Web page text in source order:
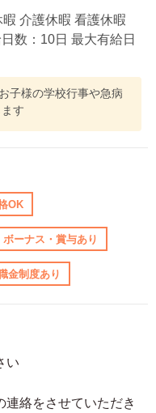
介護休暇 看護休暇
数：10日 最大有給日
子様の学校行事や急病
す
OK
ボーナス・賞与あり
金制度あり
い
連絡をさせていただき